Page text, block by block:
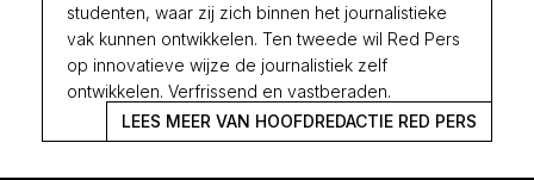
studenten, waar zij zich binnen het journalistieke
vak kunnen ontwikkelen. Ten tweede wil Red Pers
op innovatieve wijze de journalistiek zelf
ontwikkelen. Verfrissend en vastberaden.
LEES MEER VAN HOOFDREDACTIE RED PERS